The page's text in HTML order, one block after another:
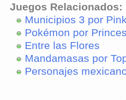
Juegos Relacionados:
Municipios 3 por
Pokémon por
Entre las Flores
Mandamasas por
Personajes